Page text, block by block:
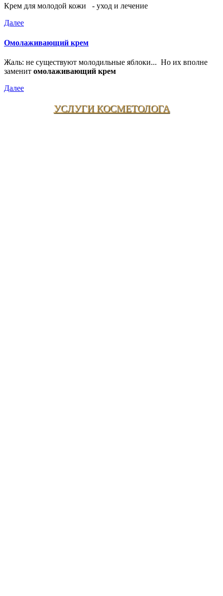
Крем для молодой кожи - уход и лечение
Далее
Омолаживающий крем
Жаль: не существуют молодильные яблоки... Но их вполне
заменит омолаживающий крем
Далее
УСЛУГИ КОСМЕТОЛОГА